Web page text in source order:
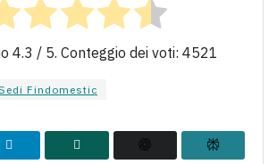
4.3 / 5. Conteggio dei voti: 4521
Findomestic